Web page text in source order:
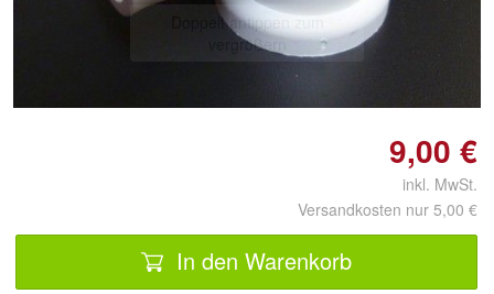
Doppelt antippen zum
vergrößern
9,00 €
inkl. MwSt.
Versandkosten nur 5,00 €
In den Warenkorb